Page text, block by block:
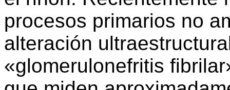
procesos primarios no
alteración
«glomerulonefritis